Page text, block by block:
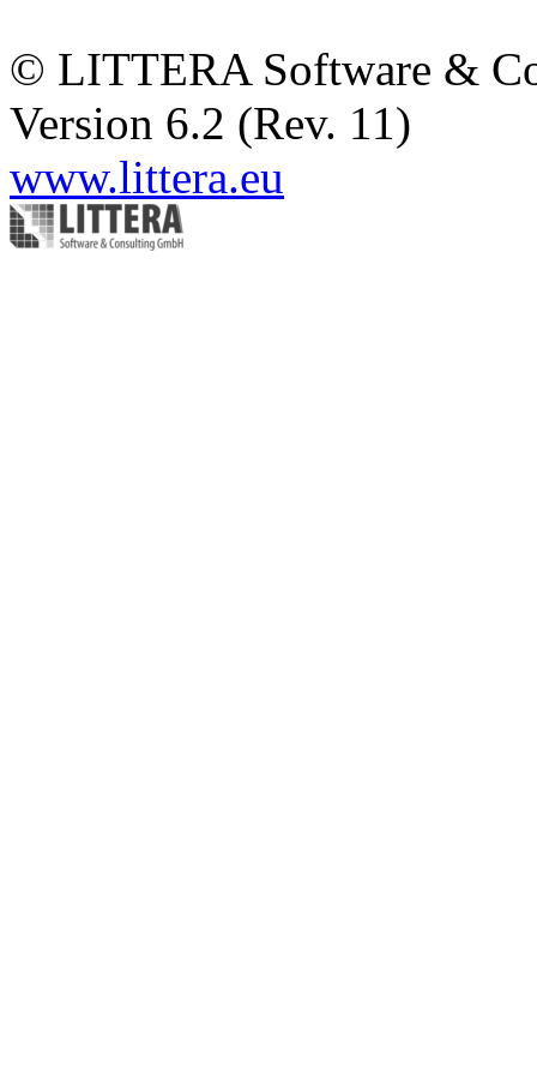
© LITTERA Software &
Version 6.2 (Rev. 11)
www.littera.eu